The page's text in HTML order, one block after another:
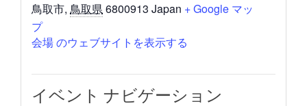
鳥取市, 鳥取県6800913 Japan + Google マッ
プ
会場 のウェブサイトを表示する
イベント ナビゲーション